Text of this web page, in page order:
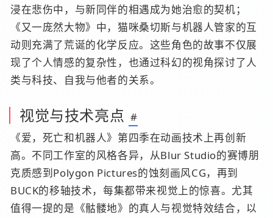
浸在悲伤中，与新同伴的相遇成为她治愈的契机；
《又一庞然大物》中，猫咪桑切斯与机器人管家的互
动则充满了荒诞的化学反应。这些角色的故事不仅展
现了个人情感的复杂性，也通过科幻的视角探讨了人
类与科技、自我与他者的关系。
视觉与技术亮点 #
《爱，死亡和机器人》第四季在动画技术上再创新
高。不同工作室的风格各异，从Blur Studio的赛博朋
克质感到Polygon Pictures的蚀刻画风CG，再到
BUCK的移轴技术，每集都带来视觉上的惊喜。尤其
值得一提的是《骷髅地》的真人与视觉特效结合，以